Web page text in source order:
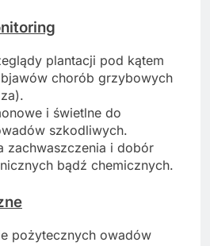
plantacji pod kątem
chorób grzybowych
i świetlne do
szkodliwych.
zachwaszczenia i dobór
bądź chemicznych.
pożytecznych owadów